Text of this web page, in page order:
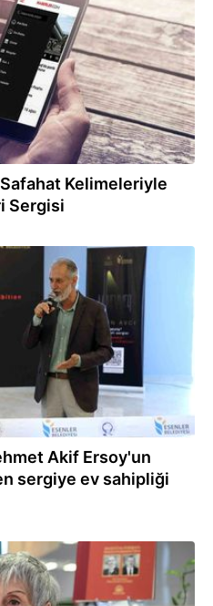
Kelimeleriyle
Sergisi
Akif Ersoy'un
sergiye ev sahipliği